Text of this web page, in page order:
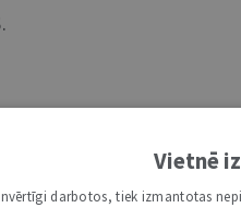
vecākā jurista amatu
departamentā
Vietnē
darbotos, tiek izmantotas